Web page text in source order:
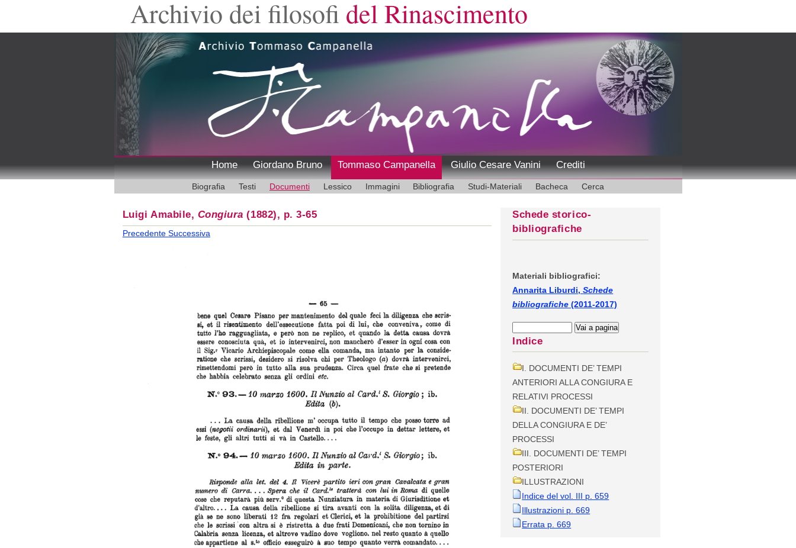
Archivio dei filosofi del Rinascimento
Home Giordano Bruno Tommaso Campanella Giulio Cesare Vanini Crediti
Biografia Testi Documenti Lessico Immagini Bibliografia Studi-Materiali Bacheca Cerca
Luigi Amabile, Congiura (1882), p. 3-65
Precedente Successiva
Schede storico-
bibliografiche
Materiali bibliografici:
Annarita Liburdi,Schede
bibliografiche (2011-2017)
Indice
I. DOCUMENTI DE’ TEMPI
ANTERIORI ALLA CONGIURA E
RELATIVI PROCESSI
II. DOCUMENTI DE’ TEMPI
DELLA CONGIURA E DE’
PROCESSI
III. DOCUMENTI DE’ TEMPI
POSTERIORI
ILLUSTRAZIONI
Indice del vol. III p. 659
Illustrazioni p. 669
Errata p. 669